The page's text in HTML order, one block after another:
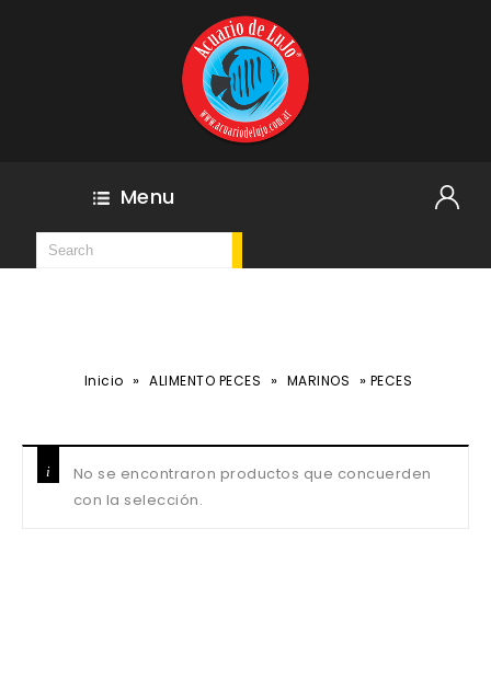
Menu
Inicio » ALIMENTO PECES » MARINOS » PECES
No se encontraron productos que concuerden
con la selección.